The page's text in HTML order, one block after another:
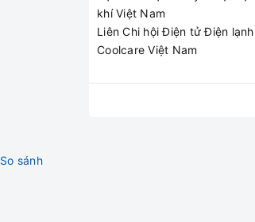
khí Việt Nam
Liên Chi hội Điện tử Điện
Coolcare Việt Nam
So sánh